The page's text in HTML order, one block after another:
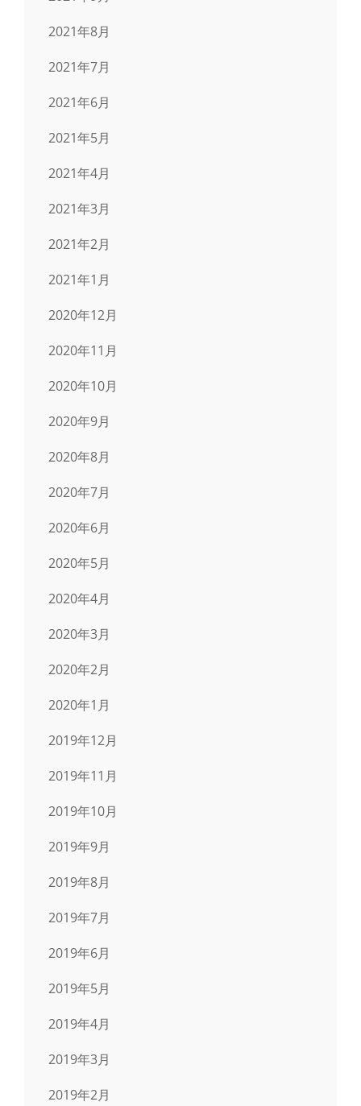
2021年8月
2021年7月
2021年6月
2021年5月
2021年4月
2021年3月
2021年2月
2021年1月
2020年12月
2020年11月
2020年10月
2020年9月
2020年8月
2020年7月
2020年6月
2020年5月
2020年4月
2020年3月
2020年2月
2020年1月
2019年12月
2019年11月
2019年10月
2019年9月
2019年8月
2019年7月
2019年6月
2019年5月
2019年4月
2019年3月
2019年2月